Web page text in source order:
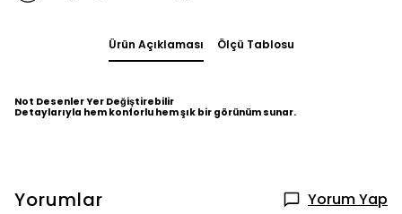
Ürün Açıklaması Ölçü Tablosu
Not Desenler Yer Değiştirebilir
Detaylarıyla hem konforlu hem şık bir görünüm sunar.
Yorumlar Yorum Yap